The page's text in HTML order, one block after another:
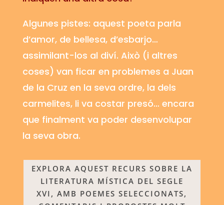
Algunes pistes: aquest poeta parla
d’amor, de bellesa, d’esbarjo…
assimilant-los al diví. Això (i altres
coses) van ficar en problemes a Juan
de la Cruz en la seva ordre, la dels
carmelites, li va costar presó… encara
que finalment va poder desenvolupar
la seva obra.
EXPLORA AQUEST RECURS SOBRE LA
LITERATURA MÍSTICA DEL SEGLE
XVI, AMB POEMES SELECCIONATS,